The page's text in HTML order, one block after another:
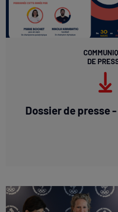
DE
Dossier de presse -